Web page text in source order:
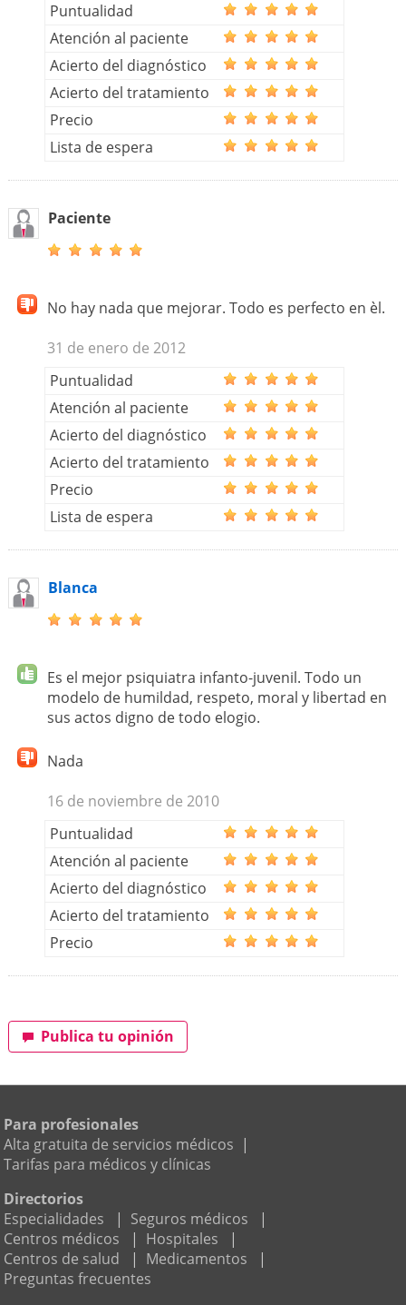
Puntualidad
Atención al paciente
Acierto del diagnóstico
Acierto del tratamiento
Precio
Lista de espera
Paciente
No hay nada que mejorar. Todo es perfecto en èl.
31 de enero de 2012
Puntualidad
Atención al paciente
Acierto del diagnóstico
Acierto del tratamiento
Precio
Lista de espera
Blanca
Es el mejor psiquiatra infanto-juvenil. Todo un
modelo de humildad, respeto, moral y libertad en
sus actos digno de todo elogio.
Nada
16 de noviembre de 2010
Puntualidad
Atención al paciente
Acierto del diagnóstico
Acierto del tratamiento
Precio
Publica tu opinión
Para profesionales
Alta gratuita de servicios médicos |
Tarifas para médicos y clínicas
Directorios
Especialidades
| Seguros médicos
|
Centros médicos
| Hospitales
|
Centros de salud
| Medicamentos
|
Preguntas frecuentes